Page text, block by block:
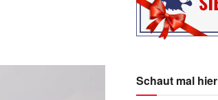
Schaut mal hier